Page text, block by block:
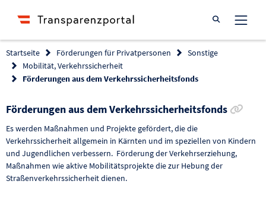
Suche öffnen
Startseite Förderungen für Privatpersonen
Sonstige
Mobilität, Verkehrssicherheit
Förderungen aus dem Verkehrssicherheitsfonds
Förderungen aus dem Verkehrssicherheitsfonds
Es werden Maßnahmen und Projekte gefördert, die die
Verkehrssicherheit allgemein in Kärnten und im speziellen von Kindern
und Jugendlichen verbessern. Förderung der Verkehrserziehung,
Maßnahmen wie aktive Mobilitätsprojekte die zur Hebung der
Straßenverkehrssicherheit dienen.